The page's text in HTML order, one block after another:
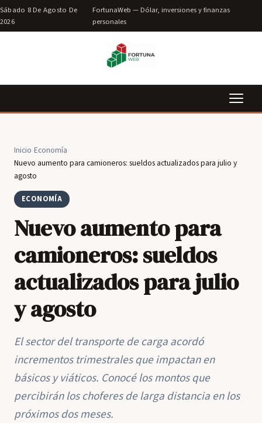
Sábado 8 De Agosto De
2026
FortunaWeb — Dólar, inversiones y finanzas
personales
Inicio Economía
Nuevo aumento para camioneros: sueldos actualizados para julio y
agosto
ECONOMÍA
Nuevo aumento para
camioneros: sueldos
actualizados para julio
y agosto
El sector del transporte de carga acordó
incrementos trimestrales que impactan en
básicos y viáticos. Conocé los montos que
percibirán los choferes de larga distancia en los
próximos dos meses.